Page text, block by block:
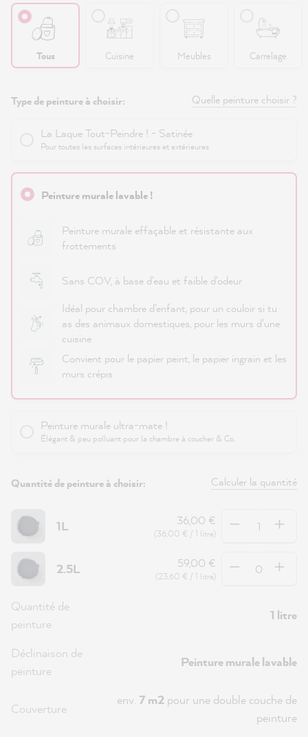
Tous Cuisine Meubles Carrelage
Type de peinture à choisir: Quelle peinture choisir ?
La Laque Tout-Peindre ! - Satinée
Pour toutes les surfaces intérieures et extérieures
Peinture murale lavable !
Peinture murale effaçable et résistante aux
frottements
Sans COV, à base d'eau et faible d'odeur
Idéal pour chambre d'enfant, pour un couloir si tu
as des animaux domestiques, pour les murs d'une
cuisine
Convient pour le papier peint, le papier ingrain et les
murs crépis
Peinture murale ultra-mate !
Élégant & peu polluant pour la chambre à coucher & Co.
Quantité de peinture à choisir: Calculer la quantité
1L 36,00 €
(36,00 € / 1 litre)
2.5L 59,00 €
(23,60 € / 1 litre)
Quantité de
peinture
1 litre
Déclinaison de
peinture
Peinture murale lavable
Couverture
env. 7 m2 pour une double couche de
peinture